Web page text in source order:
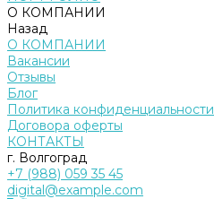
О КОМПАНИИ
Назад
О КОМПАНИИ
Вакансии
Отзывы
Блог
Политика конфиденциальности
Договора оферты
КОНТАКТЫ
г. Волгоград
+7 (988) 059 35 45
digital@example.com